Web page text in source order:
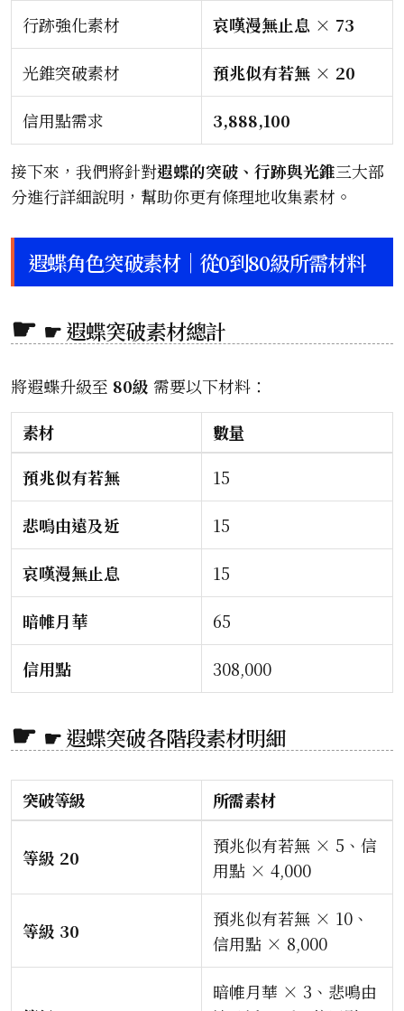
行跡強化素材 哀嘆漫無止息 × 73
光錐突破素材 預兆似有若無 × 20
信用點需求 3,888,100
接下來，我們將針對遐蝶的突破、行跡與光錐三大部
分進行詳細說明，幫助你更有條理地收集素材。
遐蝶角色突破素材｜從0到80級所需材料
☛ 遐蝶突破素材總計
將遐蝶升級至 80級 需要以下材料：
素材
數量
預兆似有若無
15
悲鳴由遠及近 15
哀嘆漫無止息 15
暗帷月華 65
信用點 308,000
☛ 遐蝶突破各階段素材明細
突破等級 所需素材
等級 20
預兆似有若無 × 5、信
用點 × 4,000
等級 30
預兆似有若無 × 10、
信用點 × 8,000
暗帷月華 × 3、悲鳴由